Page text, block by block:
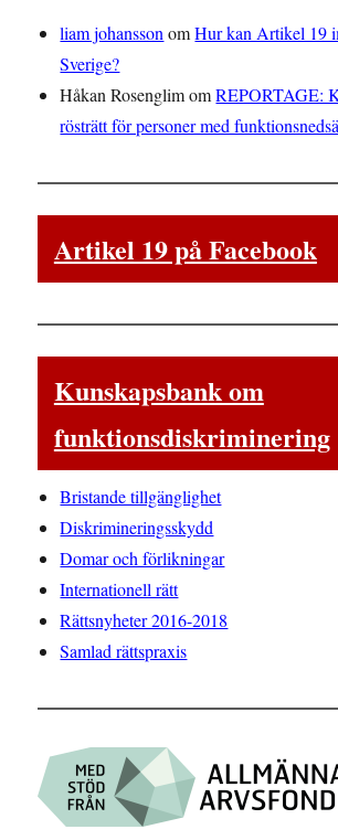
liam johansson omHur kan Artikel 19
Sverige?
Håkan RosenglimomREPORTAGE:
rösträtt för personer med
Artikel 19 på Facebook
Kunskapsbank om
funktionsdiskriminering
Bristande tillgänglighet
Diskrimineringsskydd
Domar och förlikningar
Internationell rätt
Rättsnyheter 2016-2018
Samlad rättspraxis